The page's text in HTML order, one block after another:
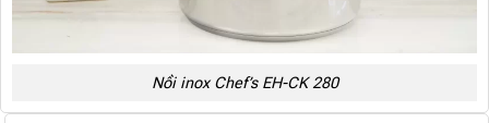
Nồi inox Chef’s EH-CK 280